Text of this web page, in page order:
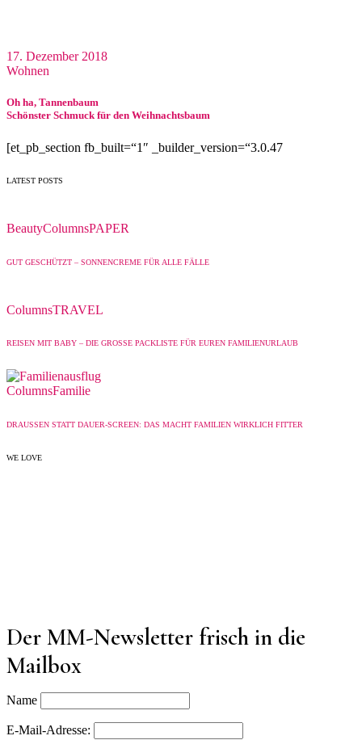
17. Dezember 2018
Wohnen
Oh ha, Tannenbaum
Schönster Schmuck für den Weihnachtsbaum
[et_pb_section fb_built=“1″ _builder_version=“3.0.47
LATEST POSTS
BeautyColumnsPAPER
GUT GESCHÜTZT – SONNENCREME FÜR ALLE FÄLLE
ColumnsTRAVEL
REISEN MIT BABY – DIE GROSSE PACKLISTE FÜR EUREN FAMILIENURLAUB
ColumnsFamilie
DRAUSSEN STATT DAUER-SCREEN: DAS MACHT FAMILIEN WIRKLICH FITTER
WE LOVE
Der MM-Newsletter frisch in die
Mailbox
Name
E-Mail-Adresse: